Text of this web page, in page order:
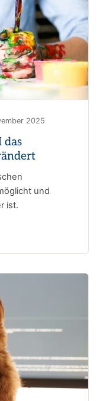
2025
das
und
ist.